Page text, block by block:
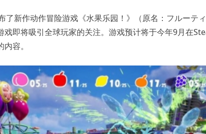
了新作动作冒险游戏《水果乐园！》（原名：フルーテ
即将吸引全球玩家的关注。游戏预计将于今年9月在
容。